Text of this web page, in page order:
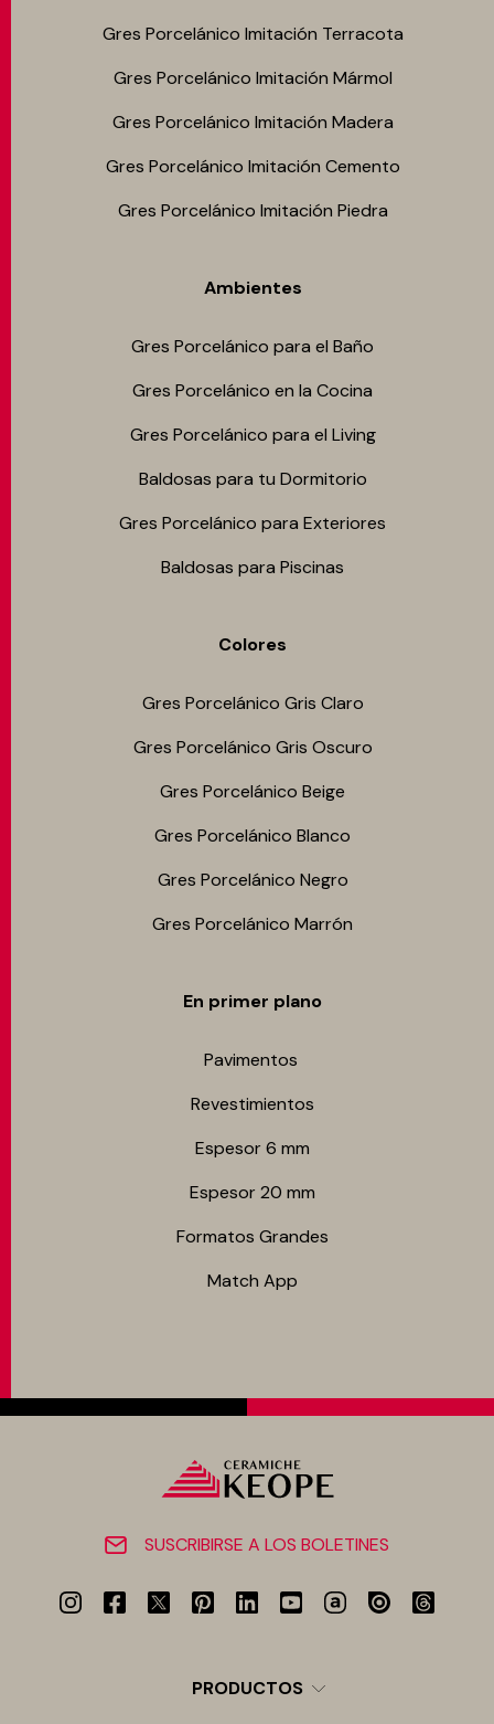
Gres Porcelánico Imitación Terracota
Gres Porcelánico Imitación Mármol
Gres Porcelánico Imitación Madera
Gres Porcelánico Imitación Cemento
Gres Porcelánico Imitación Piedra
Ambientes
Gres Porcelánico para el Baño
Gres Porcelánico en la Cocina
Gres Porcelánico para el Living
Baldosas para tu Dormitorio
Gres Porcelánico para Exteriores
Baldosas para Piscinas
Colores
Gres Porcelánico Gris Claro
Gres Porcelánico Gris Oscuro
Gres Porcelánico Beige
Gres Porcelánico Blanco
Gres Porcelánico Negro
Gres Porcelánico Marrón
En primer plano
Pavimentos
Revestimientos
Espesor 6 mm
Espesor 20 mm
Formatos Grandes
Match App
SUSCRIBIRSE A LOS BOLETINES
PRODUCTOS